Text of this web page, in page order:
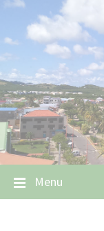
Skip
content
Skip
navigation
Skip
footer
Menu